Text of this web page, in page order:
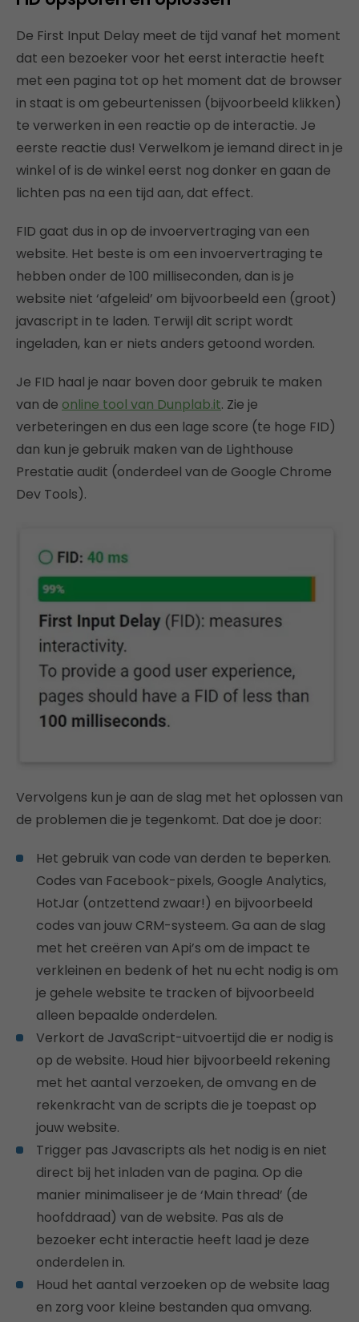
De First Input Delay meet de tijd vanaf het moment
dat een bezoeker voor het eerst interactie heeft
met een pagina tot op het moment dat de browser
in staat is om gebeurtenissen (bijvoorbeeld klikken)
te verwerken in een reactie op de interactie. Je
eerste reactie dus! Verwelkom je iemand direct in je
winkel of is de winkel eerst nog donker en gaan de
lichten pas na een tijd aan, dat effect.
FID gaat dus in op de invoervertraging van een
website. Het beste is om een invoervertraging te
hebben onder de 100 milliseconden, dan is je
website niet ‘afgeleid’ om bijvoorbeeld een (groot)
javascript in te laden. Terwijl dit script wordt
ingeladen, kan er niets anders getoond worden.
Je FID haal je naar boven door gebruik te maken
van de online tool van Dunplab.it. Zie je
verbeteringen en dus een lage score (te hoge FID)
dan kun je gebruik maken van de Lighthouse
Prestatie audit (onderdeel van de Google Chrome
Dev Tools).
Vervolgens kun je aan de slag met het oplossen van
de problemen die je tegenkomt. Dat doe je door:
Het gebruik van code van derden te beperken.
Codes van Facebook-pixels, Google Analytics,
HotJar (ontzettend zwaar!) en bijvoorbeeld
codes van jouw CRM-systeem. Ga aan de slag
met het creëren van Api’s om de impact te
verkleinen en bedenk of het nu echt nodig is om
je gehele website te tracken of bijvoorbeeld
alleen bepaalde onderdelen.
Verkort de JavaScript-uitvoertijd die er nodig is
op de website. Houd hier bijvoorbeeld rekening
met het aantal verzoeken, de omvang en de
rekenkracht van de scripts die je toepast op
jouw website.
Trigger pas Javascripts als het nodig is en niet
direct bij het inladen van de pagina. Op die
manier minimaliseer je de ‘Main thread’ (de
hoofddraad) van de website. Pas als de
bezoeker echt interactie heeft laad je deze
onderdelen in.
Houd het aantal verzoeken op de website laag
en zorg voor kleine bestanden qua omvang.